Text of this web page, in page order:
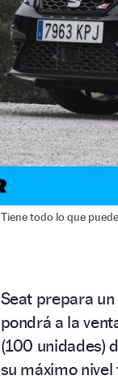
Tiene todo lo que
Seat prepara un
pondrá a la
(100 unidades)
su máximo